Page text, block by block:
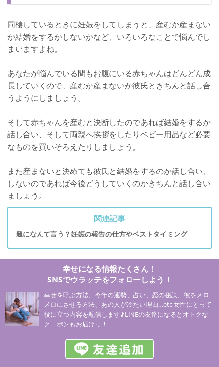
同棲しているときに妊娠をしてしまうと、産むか産まない
か結婚をするかしないかなど、いろいろなことで悩んでし
まいますよね。
あなたが悩んでいる間もお腹にいる赤ちゃんはどんどん成
長していくので、産むか産まないか彼氏ときちんと話し合
うようにしましょう。
そして赤ちゃんを産むと決断したのであれば結婚をするか
話し合い、そして両親へ挨拶をしたりベビー用品など必要
なものを買いそろえたりしましょう。
また産まないと決めても彼氏と結婚をするのか話し合い、
しないのであれば今後どうしていくのかきちんと話し合い
ましょう。
関連記事
親になんて言う？妊娠の報告の仕方やベストタイミング
幸せになる情報たくさん！
SNSでウラッテをフォローしよう！
幸せを呼ぶ方法、今年の運勢、占い、恋の秘訣、彼をメロ
メロにさせる方法、あの人が冷たい理由…etc 女性にとって
役に立つ内容を配信します♪LINEの友達になるとオトクな
クーポンもお届けっ！